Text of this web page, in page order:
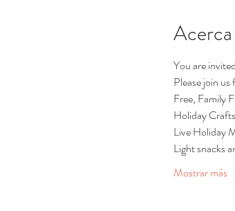
You are
Please join
Free, Family
Holiday
Live Holiday
Light snacks
Mostrar más